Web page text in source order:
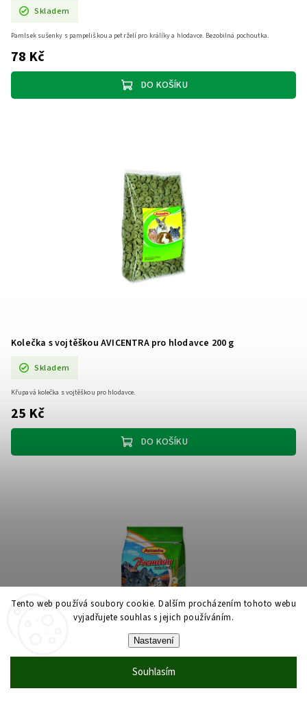
Tento web používá soubory cookie. Dalším procházením tohoto webu
vyjadřujete souhlas s jejich používáním.
Nastavení
Souhlasím
Skladem
78 Kč
DO KOŠÍKU
Pamlsek sušenky s pampeliškou a petrželí pro králíky a hlodavce. Bezobilná pochoutka.
Kolečka s vojtěškou AVICENTRA pro hlodavce 200 g
Skladem
25 Kč
DO KOŠÍKU
Křupavá kolečka s vojtěškou pro hlodavce.